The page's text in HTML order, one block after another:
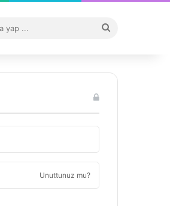
...
Unuttunuz mu?